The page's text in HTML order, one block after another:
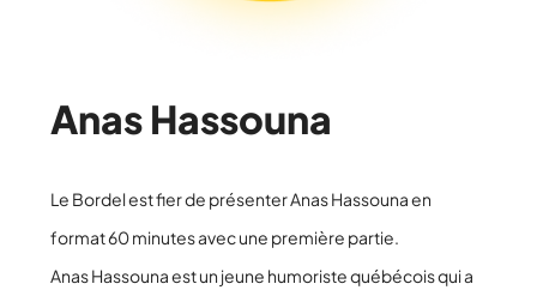
Anas Hassouna
Le Bordel est fier de présenter Anas Hassouna en
format 60 minutes avec une première partie.
Anas Hassouna est un jeune humoriste québécois qui a